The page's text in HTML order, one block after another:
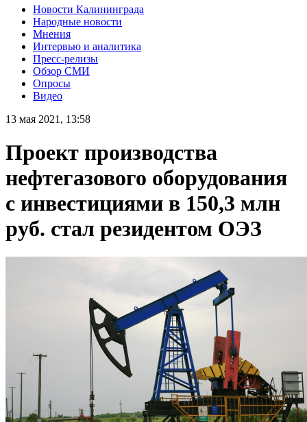
Новости Калининграда
Народные новости
Мнения
Интервью и аналитика
Пресс-релизы
Обзор СМИ
Опросы
Видео
13 мая 2021, 13:58
Проект производства
нефтегазового оборудования
с инвестициями в 150,3 млн
руб. стал резидентом ОЭЗ